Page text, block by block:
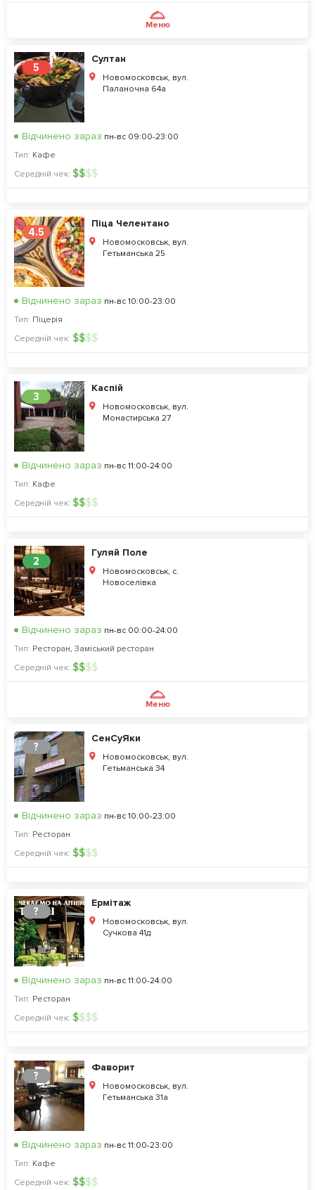
Меню
5
Султан
Новомосковськ, вул.
Паланочна 64а
Відчинено зараз пн-вс 09:00-23:00
Тип: Кафе
Середній чек: $$$$
4.5
Піца Челентано
Новомосковськ, вул.
Гетьманська 25
Відчинено зараз пн-вс 10:00-23:00
Тип: Піцерія
Середній чек: $$$$
3
Каспій
Новомосковськ, вул.
Монастирська 27
Відчинено зараз пн-вс 11:00-24:00
Тип: Кафе
Середній чек: $$$$
2
Гуляй Поле
Новомосковськ, с.
Новоселівка
Відчинено зараз пн-вс 00:00-24:00
Тип: Ресторан, Заміський ресторан
Середній чек: $$$$
Меню
?
СенСуЯки
Новомосковськ, вул.
Гетьманська 34
Відчинено зараз пн-вс 10:00-23:00
Тип: Ресторан
Середній чек: $$$$
?
Ермітаж
Новомосковськ, вул.
Сучкова 41д
Відчинено зараз пн-вс 11:00-24:00
Тип: Ресторан
Середній чек: $$$$
?
Фаворит
Новомосковськ, вул.
Гетьманська 31а
Відчинено зараз пн-вс 11:00-23:00
Тип: Кафе
Середній чек: $$$$